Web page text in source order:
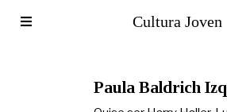
Cultura Joven
Paula Baldrich